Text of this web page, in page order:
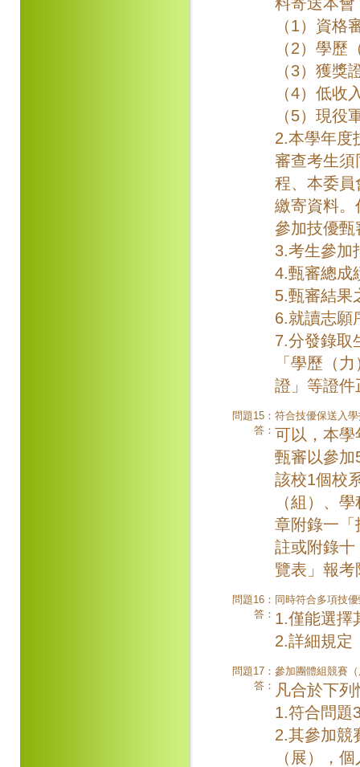
（1）資格
（2）學歷
（3）獲獎
（4）低收
（5）現役
2.本學年度
審查考生
程、本委員
繳寄資料。
參加技優甄
3.考生參加
4.甄審總成
5.甄審結果
6.就讀志願
7.分發錄取
「學歷（
證」等證件
問題15： 符合技優保送入
答： 可以，本學
甄審以參加
該校1個校
（組）、
章附錄一「
註或附錄十
覽表」報考
問題16： 同時符合多項技
答： 1.僅能選擇
2.詳細規定
問題17： 參加團體組競賽
答： 凡合於下
1.符合問題
2.其參加競
（展），